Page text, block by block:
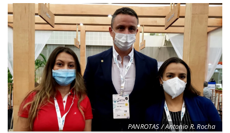
PANROTAS / Antonio R. Rocha